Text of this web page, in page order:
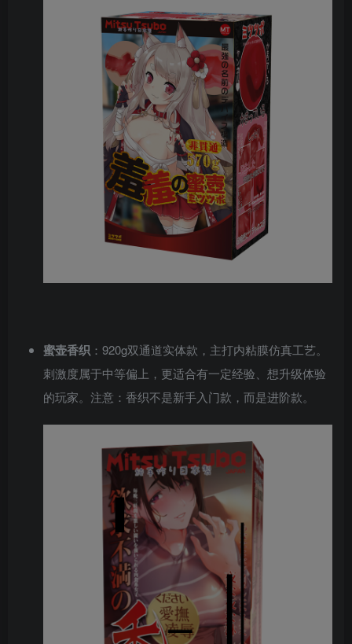
蜜壶香织 ：920g双通道实体款，主打内粘膜仿真工艺。
刺激度属于中等偏上，更适合有一定经验、想升级体验
的玩家。注意：香织不是新手入门款，而是进阶款。